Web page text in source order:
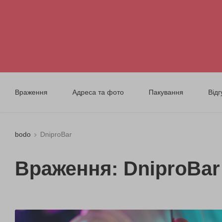
Враження Адреса та фото Пакування
bodo DniproBar
Враження: DniproBar